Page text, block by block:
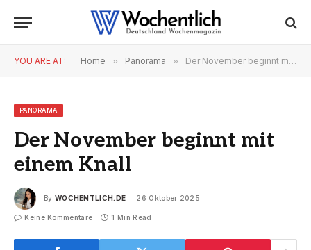
YOU ARE AT: Home » Panorama » Der November beginnt mit einem Knall
PANORAMA
Der November beginnt mit
einem Knall
By WOCHENTLICH.DE 26 Oktober 2025
Keine Kommentare 1 Min Read